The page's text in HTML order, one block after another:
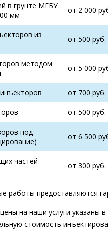
в грунте МГБУ
мм
от 2 000
из
от 500 руб.
методом
от 5 000
от 700 руб.
от 500 руб.
под
от 6 500
частей
от 300 руб.
работы предоставляются
на наши услуги указаны в
стоимость